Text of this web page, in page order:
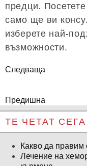
предци.
само ще ви
изберете най-
възможности.
Следваща
Предишна
ТЕ ЧЕТАТ СЕГА
Какво да
Лечение на